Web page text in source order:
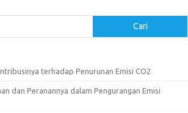
Cari
terhadap Penurunan Emisi CO2
dan Peranannya dalam Pengurangan Emisi